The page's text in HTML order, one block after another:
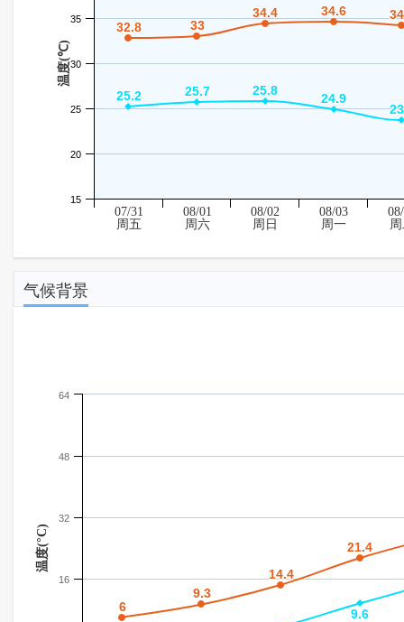
温度(℃)
32.8
32.8 33
33
34.4
34.4 34.6
34.6
25.2
25.2 25.7
25.7 25.8
25.8
24.9
24.9
15
20
25
30
35
07/31
周五
08/01
周六
08/02
周日
08/03
周一
气候背景
温度(°C)
6
6
9.3
9.3
14.4
14.4
21.4
21.4
9.6
9.6
16
32
48
64